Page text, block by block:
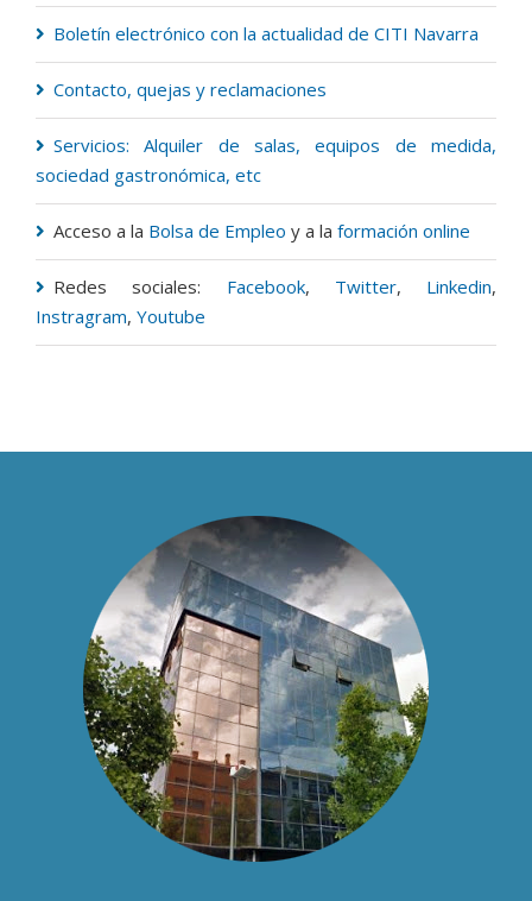
Boletín electrónico con la actualidad de CITI Navarra
Contacto, quejas y reclamaciones
Servicios: Alquiler de salas, equipos de medida,
sociedad gastronómica, etc
Acceso a la Bolsa de Empleo y a la formación online
Redes sociales: Facebook, Twitter, Linkedin,
Instragram, Youtube